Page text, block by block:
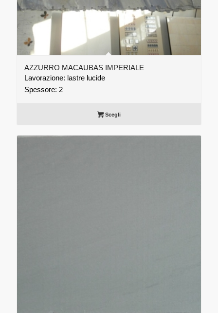
AZZURRO MACAUBAS IMPERIALE
Lavorazione: lastre lucide
Spessore: 2
Scegli